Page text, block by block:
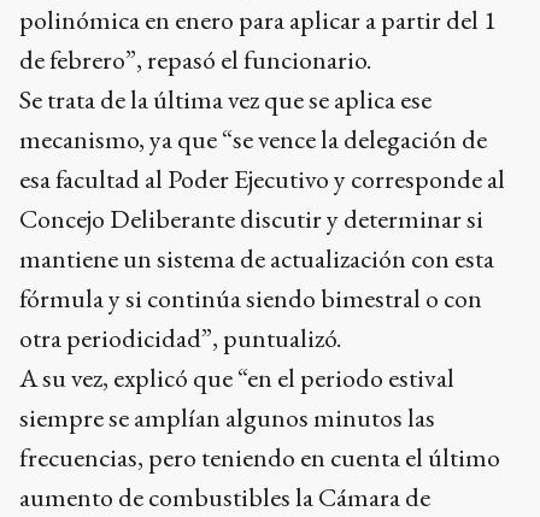
polinómica en enero para aplicar a partir del 1
de febrero”, repasó el funcionario.
Se trata de la última vez que se aplica ese
mecanismo, ya que “se vence la delegación de
esa facultad al Poder Ejecutivo y corresponde al
Concejo Deliberante discutir y determinar si
mantiene un sistema de actualización con esta
fórmula y si continúa siendo bimestral o con
otra periodicidad”, puntualizó.
A su vez, explicó que “en el periodo estival
siempre se amplían algunos minutos las
frecuencias, pero teniendo en cuenta el último
aumento de combustibles la Cámara de